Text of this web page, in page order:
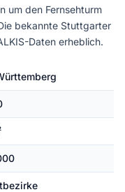
um den Fernsehturm
bekannte Stuttgarter
Daten erheblich.